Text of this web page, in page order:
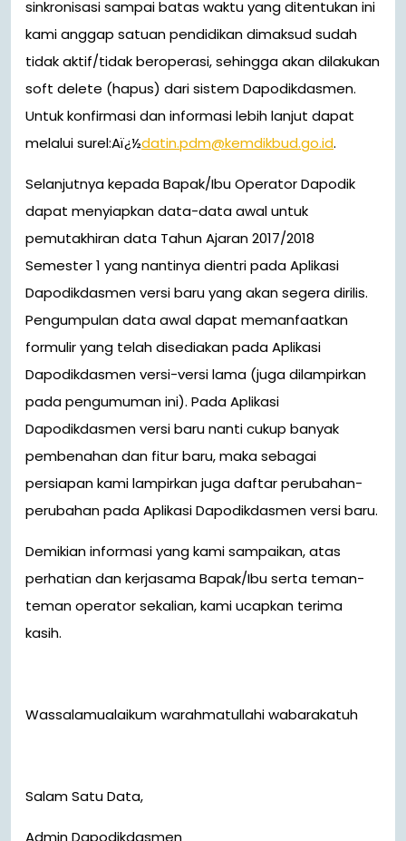
sinkronisasi sampai batas waktu yang ditentukan ini
kami anggap satuan pendidikan dimaksud sudah
tidak aktif/tidak beroperasi, sehingga akan dilakukan
soft delete (hapus) dari sistem Dapodikdasmen.
Untuk konfirmasi dan informasi lebih lanjut dapat
melalui surel:Aï¿½datin.pdm@kemdikbud.go.id.
Selanjutnya kepada Bapak/Ibu Operator Dapodik
dapat menyiapkan data-data awal untuk
pemutakhiran data Tahun Ajaran 2017/2018
Semester 1 yang nantinya dientri pada Aplikasi
Dapodikdasmen versi baru yang akan segera dirilis.
Pengumpulan data awal dapat memanfaatkan
formulir yang telah disediakan pada Aplikasi
Dapodikdasmen versi-versi lama (juga dilampirkan
pada pengumuman ini). Pada Aplikasi
Dapodikdasmen versi baru nanti cukup banyak
pembenahan dan fitur baru, maka sebagai
persiapan kami lampirkan juga daftar perubahan-
perubahan pada Aplikasi Dapodikdasmen versi baru.
Demikian informasi yang kami sampaikan, atas
perhatian dan kerjasama Bapak/Ibu serta teman-
teman operator sekalian, kami ucapkan terima
kasih.
Wassalamualaikum warahmatullahi wabarakatuh
Salam Satu Data,
Admin Dapodikdasmen